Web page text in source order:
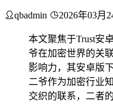
qbadmin 2026年03月
本文聚焦于Trust安
爷在加密世界的关
影响力，其安卓版
二爷作为加密行业
交织的联系，二者